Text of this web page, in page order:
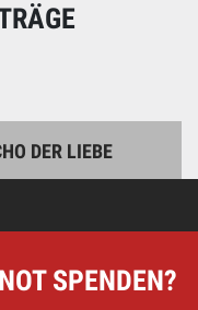
DER LIEBE
SPENDEN?